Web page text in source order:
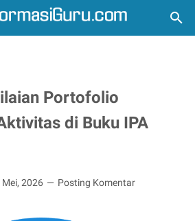
Portofolio
di Buku IPA
Mei, 2026 Posting Komentar